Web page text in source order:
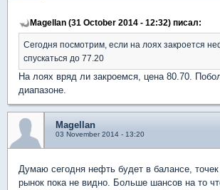
Magellan (31 October 2014 - 12:32) писал:
Сегодня посмотрим, если на лоях закроется
спускаться до 77.20
На лоях вряд ли закроемся, цена 80.70.
диапазоне.
Magellan
03 November 2014 - 13:20
Думаю сегодня нефть будет в балансе,
рынок пока не видно. Больше шансов на то